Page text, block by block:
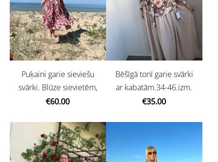
Puķaini garie sieviešu
svārki. Blūze sievietēm,
€60.00
Bēšīgā tonī garie svārki
ar kabatām.34-46.izm.
€35.00